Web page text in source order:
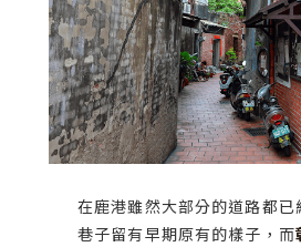
在鹿港雖然大部分的道路都
巷子留有早期原有的樣子，而